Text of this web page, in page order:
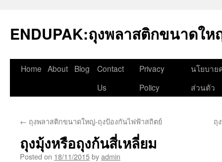
content
ENDUPAK:ถุงพลาสติกขนาดให
Home About Blog
Contact
Us
Privacy
Policy
นโยบาย
ส่วนตัว
← ถุงพลาสติกขนาดใหญ่-ถุงป้องกันไฟฟ้าสถิตย์ ถุ
ถุงมุ้งหรือถุงก้นสี่เหลี่ยม
Posted on 18/11/2015byadmin